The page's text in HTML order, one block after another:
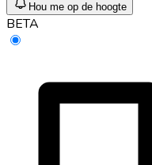
Hou me op de hoogte
BETA